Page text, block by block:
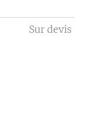
Sur devis